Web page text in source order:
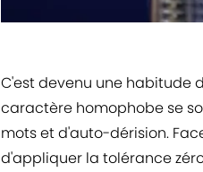
​C'est devenu une habitude
caractère homophobe se
mots et d'auto-dérision.
d'appliquer la tolérance